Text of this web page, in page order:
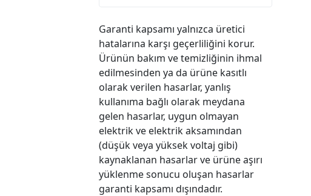
Garanti kapsamı yalnızca üretici
hatalarına karşı geçerliliğini korur.
Ürünün bakım ve temizliğinin ihmal
edilmesinden ya da ürüne kasıtlı
olarak verilen hasarlar, yanlış
kullanıma bağlı olarak meydana
gelen hasarlar, uygun olmayan
elektrik ve elektrik aksamından
(düşük veya yüksek voltaj gibi)
kaynaklanan hasarlar ve ürüne aşırı
yüklenme sonucu oluşan hasarlar
garanti kapsamı dışındadır.